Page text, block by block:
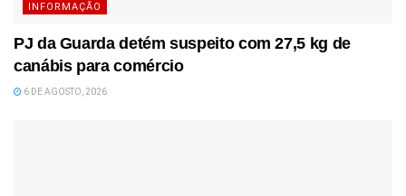
INFORMAÇÃO
PJ da Guarda detém suspeito com 27,5 kg de
canábis para comércio
6 DE AGOSTO, 2026